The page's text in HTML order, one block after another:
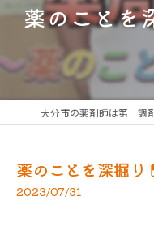
薬のことを
薬のことを深掘
2023/07/31